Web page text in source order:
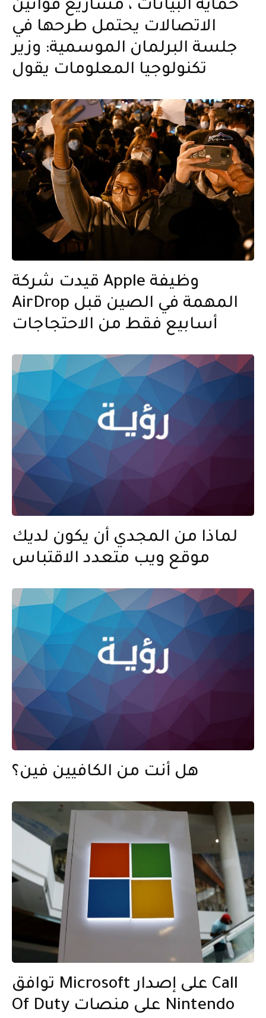
حماية البيانات ، مشاريع قوانين
الاتصالات يحتمل طرحها في
جلسة البرلمان الموسمية: وزير
تكنولوجيا المعلومات يقول
قيدت شركة Apple وظيفة
AirDrop المهمة في الصين قبل
أسابيع فقط من الاحتجاجات
لماذا من المجدي أن يكون لديك
موقع ويب متعدد الاقتباس
هل أنت من الكافيين فين؟
توافق Microsoft على إصدار Call
Of Duty على منصات Nintendo